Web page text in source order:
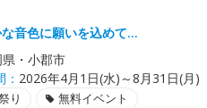
音色に願いを込めて…
・小郡市
2026年4月1日(水)～8月31日(月)
り 無料イベント